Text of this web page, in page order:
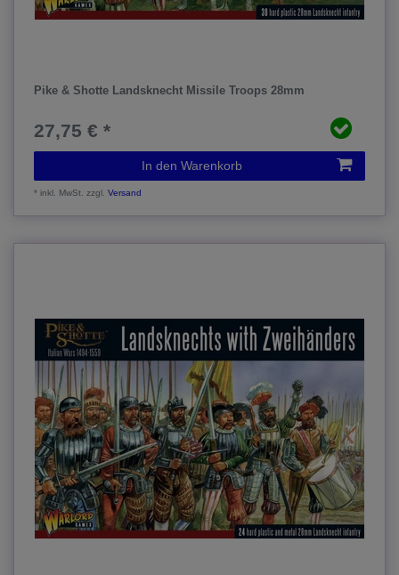
Pike & Shotte Landsknecht Missile Troops 28mm
27,75 € *
In den Warenkorb
*inkl. MwSt. zzgl.Versand